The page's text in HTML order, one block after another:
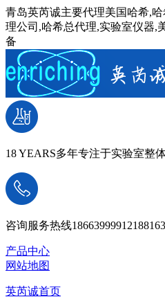
青岛英芮诚主要代理美国哈希,哈
理公司,哈希总代理,实验室仪器,
备
18 YEARS多年专注于实验室整
咨询服务热线18663999912
产品中心
网站地图
英芮诚首页